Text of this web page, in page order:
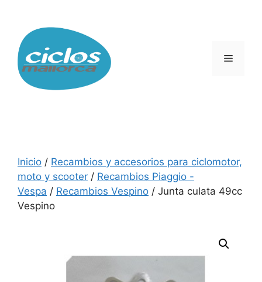
contenido
Menú
Inicio / Recambios y accesorios para ciclomotor,
moto y scooter / Recambios Piaggio -
Vespa / Recambios Vespino / Junta culata 49cc
Vespino